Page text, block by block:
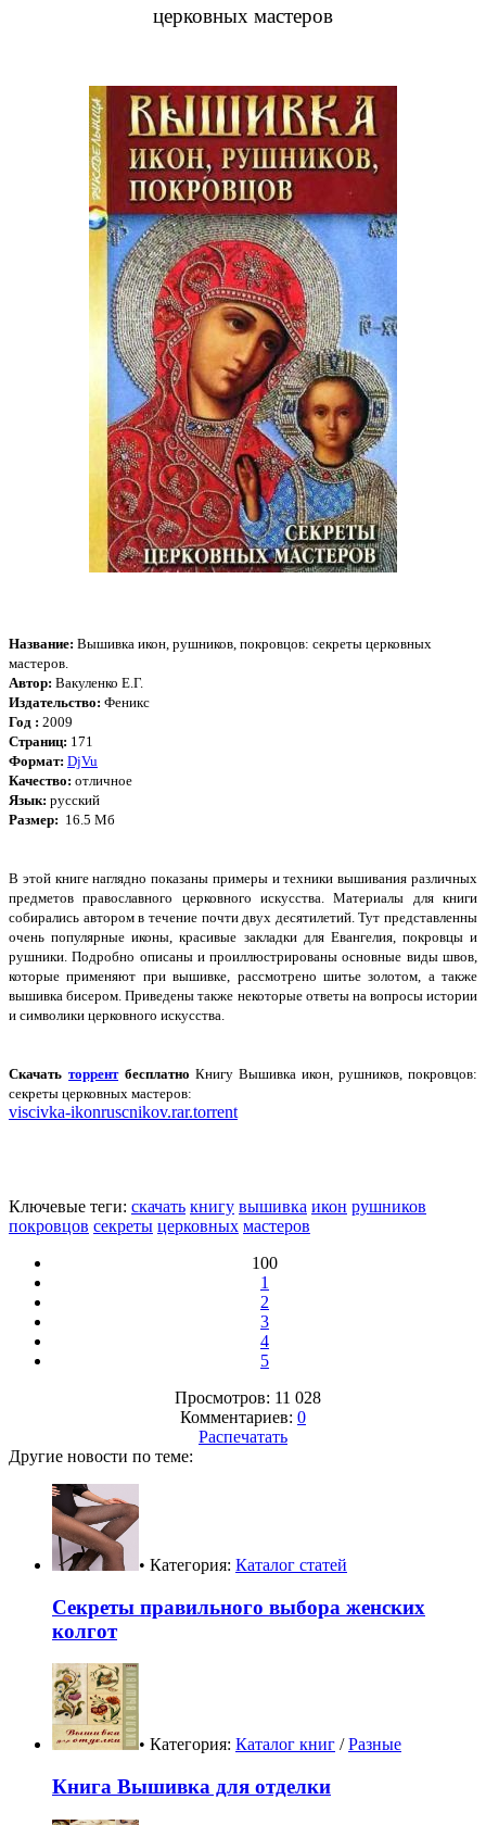
церковных мастеров
Название: Вышивка икон, рушников, покровцов: секреты церковных
мастеров.
Автор: Вакуленко Е.Г.
Издательство: Феникс
Год : 2009
Страниц: 171
Формат: DjVu
Качество: отличное
Язык: русский
Размер: 16.5 Мб
В этой книге наглядно показаны примеры и техники вышивания различных
предметов православного церковного искусства. Материалы для книги
собирались автором в течение почти двух десятилетий. Тут представленны
очень популярные иконы, красивые закладки для Евангелия, покровцы и
рушники. Подробно описаны и проиллюстрированы основные виды швов,
которые применяют при вышивке, рассмотрено шитье золотом, а также
вышивка бисером. Приведены также некоторые ответы на вопросы истории
и символики церковного искусства.
Скачатьторрентбесплатно КнигуВышивка икон, рушников, покровцов:
секреты церковных мастеров:
viscivka-ikonruscnikov.rar.torrent
Ключевые теги: скачать книгу вышивка икон рушников
покровцов секреты церковных мастеров
100
1
2
3
4
5
Просмотров: 11 028
Комментариев: 0
Распечатать
Другие новости по теме:
• Категория: Каталог статей
Секреты правильного выбора женских
колгот
• Категория: Каталог книг /Разные
Книга Вышивка для отделки